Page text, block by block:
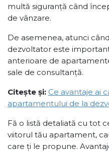
multă siguranță când
de vânzare.
De asemenea, atunci
dezvoltator este
anterioare de
sale de consultanță.
Citește și: Ce avantaje ai
apartamentului de la
Fă o listă detaliată cu tot
viitorul tău apartament,
care ți le propune.